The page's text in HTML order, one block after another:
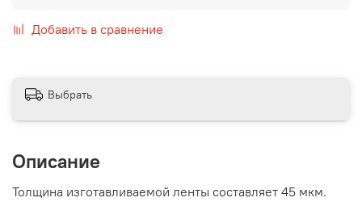
Добавить в сравнение
Выбрать
Описание
Толщина изготавливаемой ленты составляет 45 мкм.